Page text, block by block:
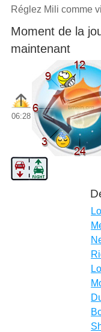
Réglez Mili comme
Moment de la
maintenant
06:28